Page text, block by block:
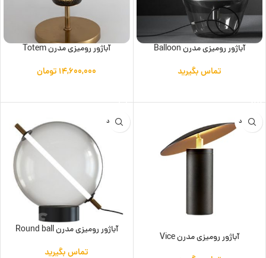
آباژور رومیزی مدرن Balloon
تماس بگیرید
آباژور رومیزی مدرن Totem
۱۴,۶۰۰,۰۰۰ تومان
ناموجود
آباژور رومیزی مدرن Vice
ناموجود
آباژور رومیزی مدرن Round ball
تماس بگیرید